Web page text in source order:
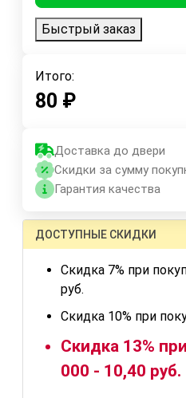
Быстрый заказ
Итого:
80 ₽
Доставка до двери
Скидки за сумму
Гарантия качества
ДОСТУПНЫЕ СКИДКИ
Скидка 7% при
руб.
Скидка 10% при
Скидка 13%
000 - 10,40 руб.